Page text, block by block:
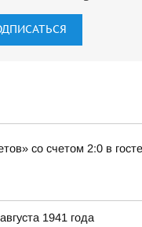
со счетом 2:0 в
1941 года